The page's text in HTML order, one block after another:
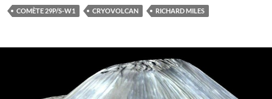
COMÈTE 29P/S-W1 CRYOVOLCAN RICHARD MILES